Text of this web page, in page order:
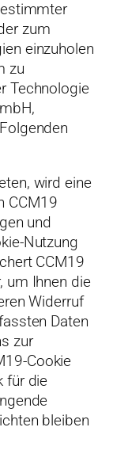
zum
einzuholen
zu
Technologie
wird eine
CCM19
und
Nutzung
CCM19
um Ihnen die
Widerruf
Daten
zur
Cookie
für die
bleiben